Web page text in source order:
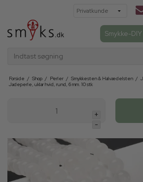
Smykke-DIY
Indtast søgning
Forside / Shop / Perler / Smykkesten & Halvædelsten /
Jadeperle, uklar hvid, rund, 6 mm. 10 stk
+
-